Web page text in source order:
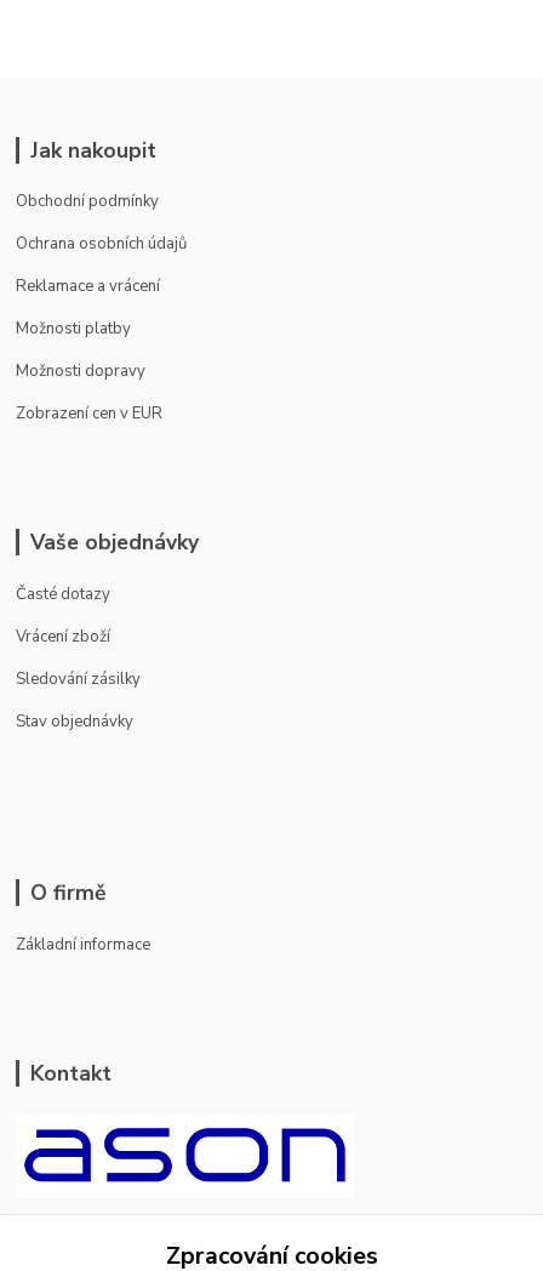
Jak nakoupit
Obchodní podmínky
Ochrana osobních údajů
Reklamace a vrácení
Možnosti platby
Možnosti dopravy
Zobrazení cen v EUR
Vaše objednávky
Časté dotazy
Vrácení zboží
Sledování zásilky
Stav objednávky
O firmě
Základní informace
Kontakt
Zpracování cookies